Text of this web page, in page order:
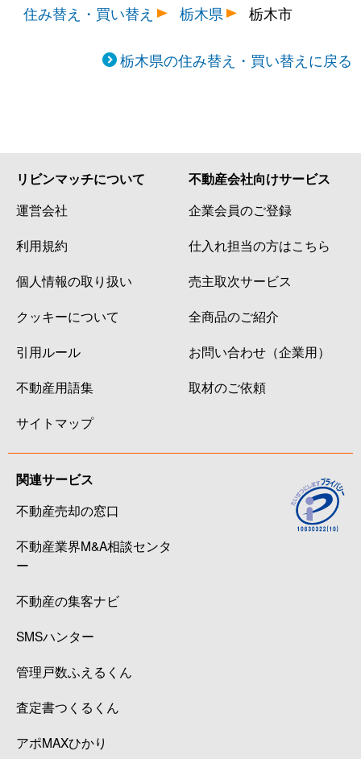
住み替え・買い替え
栃木県 栃木市
栃木県の住み替え・買い替えに戻る
リビンマッチについて
運営会社
利用規約
個人情報の取り扱い
クッキーについて
引用ルール
不動産用語集
サイトマップ
不動産会社向けサービス
企業会員のご登録
仕入れ担当の方はこちら
売主取次サービス
全商品のご紹介
お問い合わせ（企業用）
取材のご依頼
関連サービス
不動産売却の窓口
不動産業界M&A相談センタ
ー
不動産の集客ナビ
SMSハンター
管理戸数ふえるくん
査定書つくるくん
アポMAXひかり